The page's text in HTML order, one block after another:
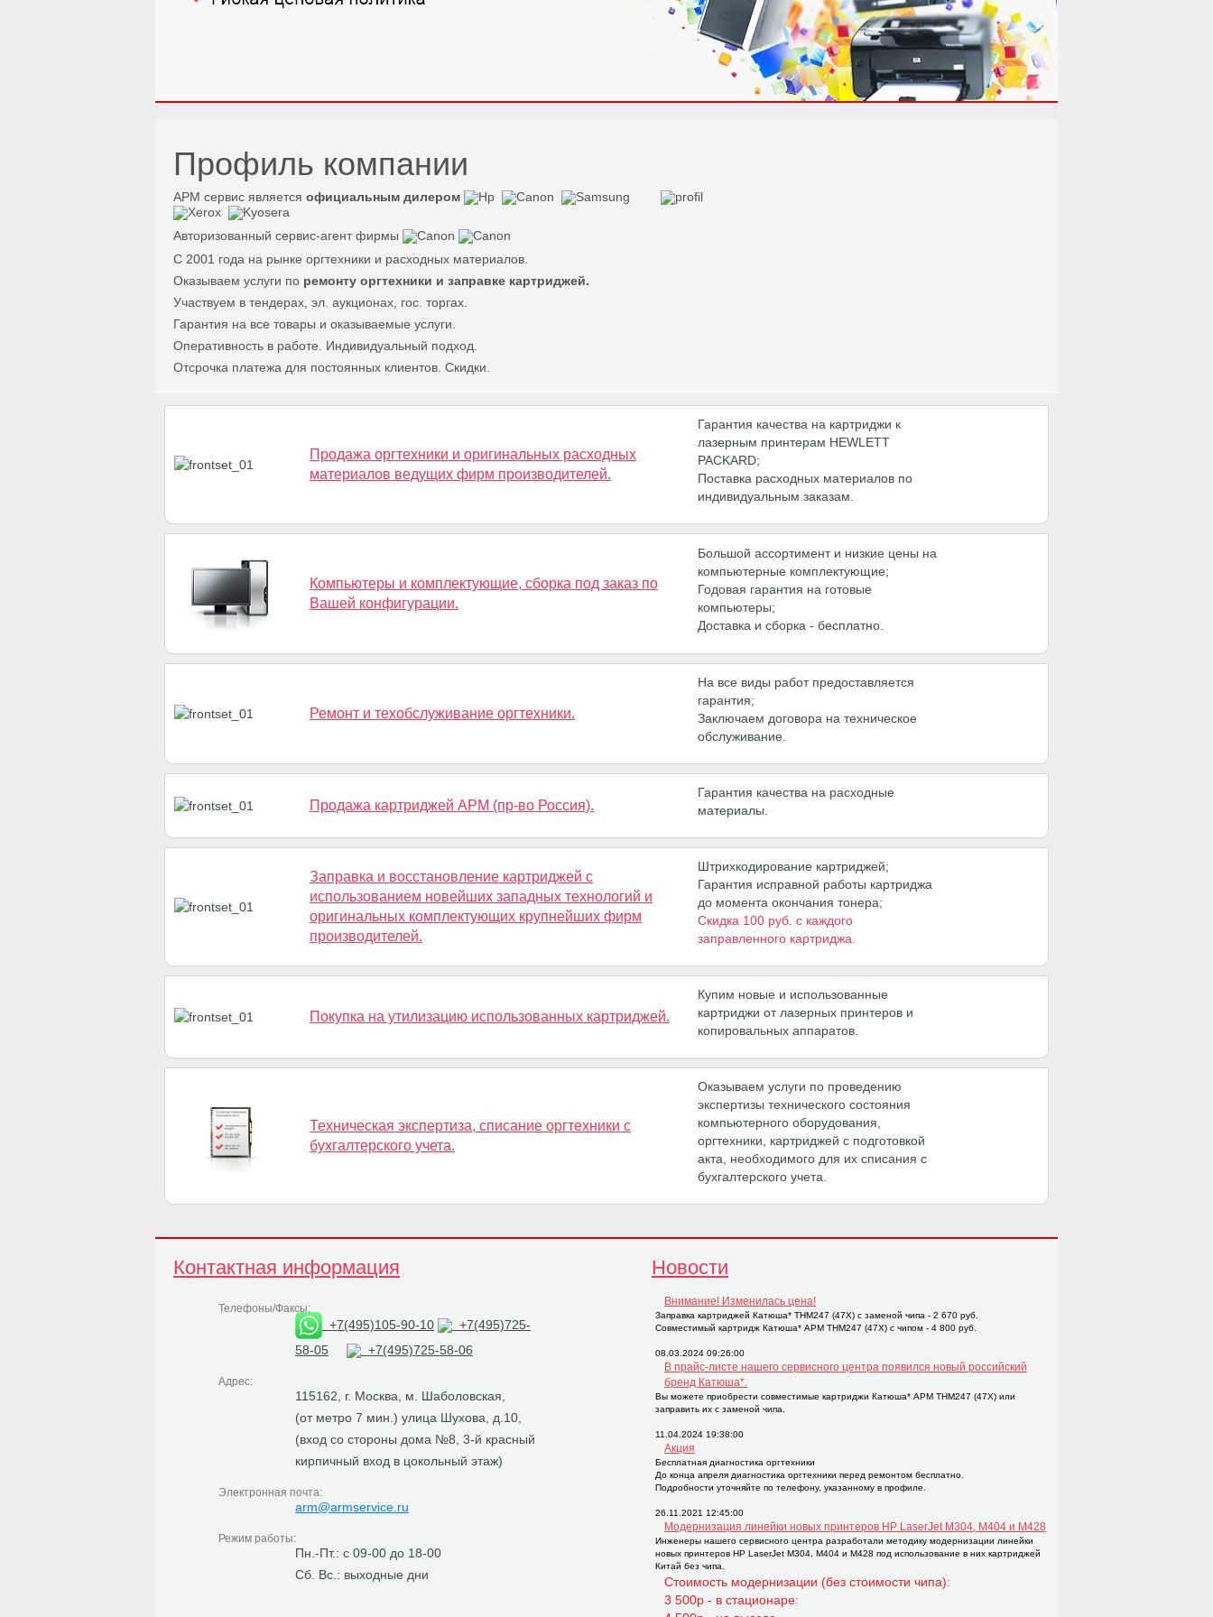
Профиль компании
АРМ сервис является официальным дилером
Авторизованный сервис-агент фирмы
С 2001 года на рынке оргтехники и расходных материалов.
Оказываем услуги по ремонту оргтехники и заправке картриджей.
Участвуем в тендерах, эл. аукционах, гос. торгах.
Гарантия на все товары и оказываемые услуги.
Оперативность в работе. Индивидуальный подход.
Отсрочка платежа для постоянных клиентов. Скидки.
Продажа оргтехники и оригинальных расходных
материалов ведущих фирм производителей.
Гарантия качества на картриджи к
лазерным принтерам HEWLETT
PACKARD;
Поставка расходных материалов по
индивидуальным заказам.
Компьютеры и комплектующие, сборка под заказ по
Вашей конфигурации.
Большой ассортимент и низкие цены на
компьютерные комплектующие;
Годовая гарантия на готовые
компьютеры;
Доставка и сборка - бесплатно.
Ремонт и техобслуживание оргтехники.
На все виды работ предоставляется
гарантия;
Заключаем договора на техническое
обслуживание.
Продажа картриджей АРМ (пр-во Россия).
Гарантия качества на расходные
материалы.
Заправка и восстановление картриджей с
использованием новейших западных технологий и
оригинальных комплектующих крупнейших фирм
производителей.
Штрихкодирование картриджей;
Гарантия исправной работы картриджа
до момента окончания тонера;
Скидка 100 руб. с каждого
заправленного картриджа.
Покупка на утилизацию использованных картриджей.
Купим новые и использованные
картриджи от лазерных принтеров и
копировальных аппаратов.
Техническая экспертиза, списание оргтехники с
бухгалтерского учета.
Оказываем услуги по проведению
экспертизы технического состояния
компьютерного оборудования,
оргтехники, картриджей с подготовкой
акта, необходимого для их списания с
бухгалтерского учета.
Новости
Внимание! Изменилась цена!
Заправка картриджей Катюша* THM247 (47X) с заменой чипа - 2 670 руб.
Совместимый картридж Катюша* APM THM247 (47X) с чипом - 4 800 руб.
08.03.2024 09:26:00
В прайс-листе нашего сервисного центра появился новый российский
бренд Катюша*.
Вы можете приобрести совместимые картриджи Катюша* APM THM247 (47X) или
заправить их с заменой чипа.
11.04.2024 19:38:00
Акция
Бесплатная диагностика оргтехники
До конца апреля диагностика оргтехники перед ремонтом бесплатно.
Подробности уточняйте по телефону, указанному в профиле.
26.11.2021 12:45:00
Модернизация линейки новых принтеров НР LaserJet M304, M404 и M428
Инженеры нашего сервисного центра разработали методику модернизации линейки
новых принтеров НР LaserJet M304, M404 и M428 под использование в них картриджей
Китай без чипа.
Стоимость модернизации (без стоимости чипа):
3 500р - в стационаре:
Контактная информация
Телефоны/Факсы:
+7(495)105-90-10
+7(495)725-
58-05
+7(495)725-58-06
Адрес:
115162, г. Москва, м. Шаболовская,
(от метро 7 мин.) улица Шухова, д.10,
(вход со стороны дома №8, 3-й красный
кирпичный вход в цокольный этаж)
Электронная почта:
arm@armservice.ru
Режим работы:
Пн.-Пт.: с 09-00 до 18-00
Сб. Вс.: выходные дни